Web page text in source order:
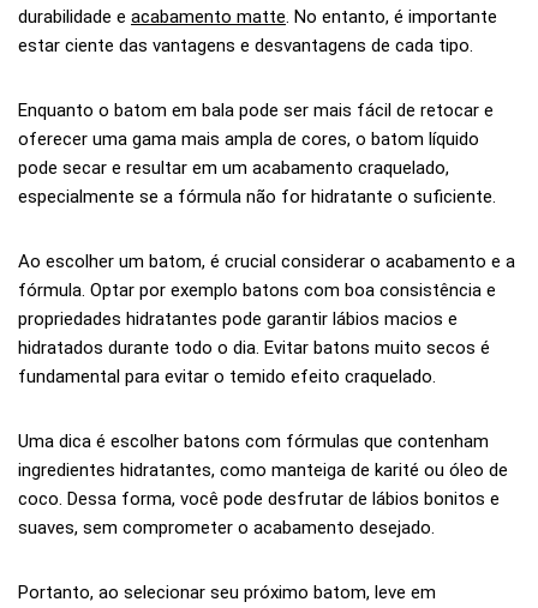
durabilidade e acabamento matte. No entanto, é importante
estar ciente das vantagens e desvantagens de cada tipo.
Enquanto o batom em bala pode ser mais fácil de retocar e
oferecer uma gama mais ampla de cores, o batom líquido
pode secar e resultar em um acabamento craquelado,
especialmente se a fórmula não for hidratante o suficiente.
Ao escolher um batom, é crucial considerar o acabamento e a
fórmula. Optar por exemplo batons com boa consistência e
propriedades hidratantes pode garantir lábios macios e
hidratados durante todo o dia. Evitar batons muito secos é
fundamental para evitar o temido efeito craquelado.
Uma dica é escolher batons com fórmulas que contenham
ingredientes hidratantes, como manteiga de karité ou óleo de
coco. Dessa forma, você pode desfrutar de lábios bonitos e
suaves, sem comprometer o acabamento desejado.
Portanto, ao selecionar seu próximo batom, leve em